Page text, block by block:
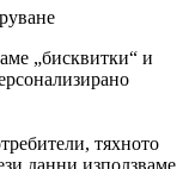
„бисквитки“ и
тяхното